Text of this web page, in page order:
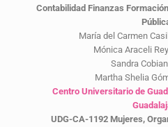
Contabilidad Finanzas
María del Carmen
Mónica Araceli
Sandra
Martha Shelia
Centro Universitario de
UDG-CA-1192 Mujeres,